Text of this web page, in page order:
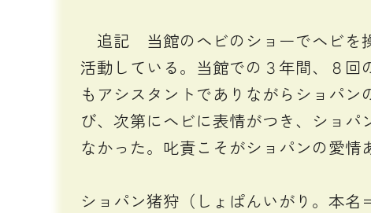
追記 当館のヘビのショーでヘビを
活動している。当館での３年間、８
もアシスタントでありながらショパ
び、次第にヘビに表情がつき、ショ
なかった。叱責こそがショパンの愛情
ショパン猪狩（しょぱんいがり。本名